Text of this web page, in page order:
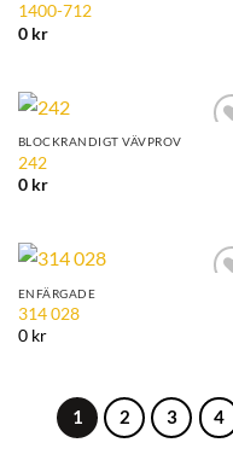
1400-712
0 kr
BLOCKRANDIGT VÄVPROV
242
0 kr
ENFÄRGADE
314 028
0 kr
1 2 3 4